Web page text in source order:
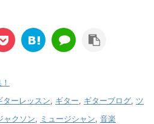
ターレッスン, ギター, ギターブログ, ツ
ャクソン, ミュージシャン, 音楽